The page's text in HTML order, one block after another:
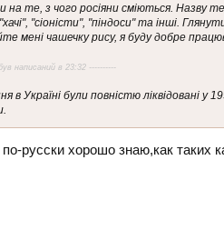
на те, з чого росіяни сміються. Назву
"хачі", "сіоністи", "піндоси" та інші.
мені чашечку рису, я буду добре
написаний в 23:32 ----------
в Україні були повністю ліквідовані
русски хорошо знаю,как таких